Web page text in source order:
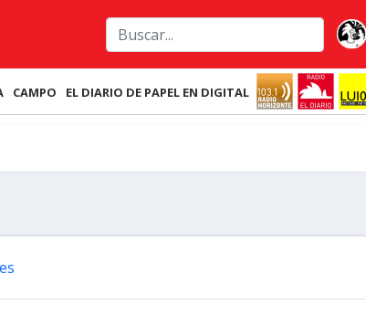
CAMPO EL DIARIO DE PAPEL EN DIGITAL